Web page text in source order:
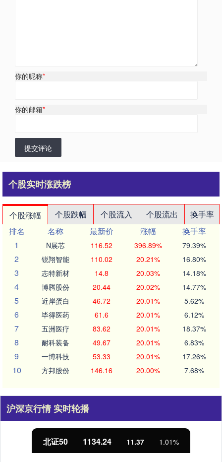
你的昵称*
你的邮箱*
提交评论
个股实时涨跌榜
个股涨幅 个股跌幅 个股流入 个股流出
换手率
排名
名称 最新价 涨幅
换手率
1
N展芯 116.52 396.89% 79.39%
2 锐翔智能 110.02 20.21% 16.80%
3 志特新材 14.8 20.03% 14.18%
4 博腾股份 20.44 20.02% 14.77%
5 近岸蛋白 46.72 20.01% 5.62%
6 毕得医药 61.6 20.01% 6.12%
7 五洲医疗 83.62 20.01% 18.37%
8 耐科装备 49.67 20.01% 6.83%
9 一博科技 53.33 20.01% 17.26%
10 方邦股份 146.16 20.00% 7.68%
沪深京行情 实时轮播
北证50 1134.24 11.37 1.01%